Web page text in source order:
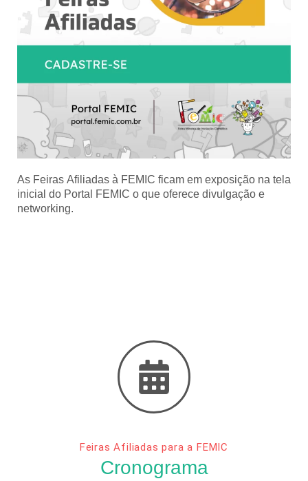
As Feiras Afiliadas à FEMIC ficam em exposição na tela
inicial do Portal FEMIC o que oferece divulgação e
networking.
Feiras Afiliadas para a FEMIC
Cronograma